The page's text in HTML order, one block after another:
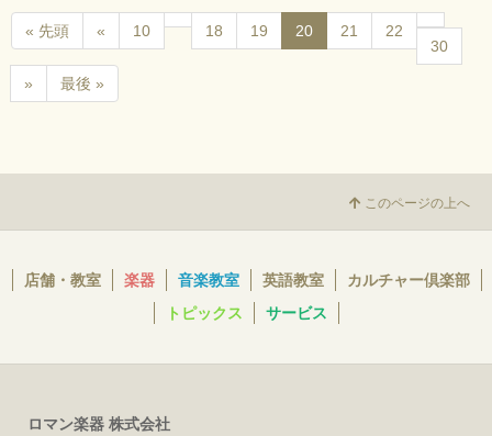
« 先頭 « 10 18 19 20 21
22
30
» 最後 »
このページの上へ
店舗・教室 楽器 音楽教室 英語教室
カルチャー倶楽部
トピックス
サービス
ロマン楽器 株式会社